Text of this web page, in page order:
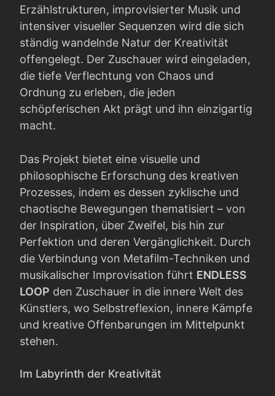
Erzählstrukturen, improvisierter Musik und
intensiver visueller Sequenzen wird die sich
ständig wandelnde Natur der Kreativität
offengelegt. Der Zuschauer wird eingeladen,
die tiefe Verflechtung von Chaos und
Ordnung zu erleben, die jeden
schöpferischen Akt prägt und ihn einzigartig
macht.
Das Projekt bietet eine visuelle und
philosophische Erforschung des kreativen
Prozesses, indem es dessen zyklische und
chaotische Bewegungen thematisiert – von
der Inspiration, über Zweifel, bis hin zur
Perfektion und deren Vergänglichkeit. Durch
die Verbindung von Metafilm-Techniken und
musikalischer Improvisation führt ENDLESS
LOOP den Zuschauer in die innere Welt des
Künstlers, wo Selbstreflexion, innere Kämpfe
und kreative Offenbarungen im Mittelpunkt
stehen.
Im Labyrinth der Kreativität